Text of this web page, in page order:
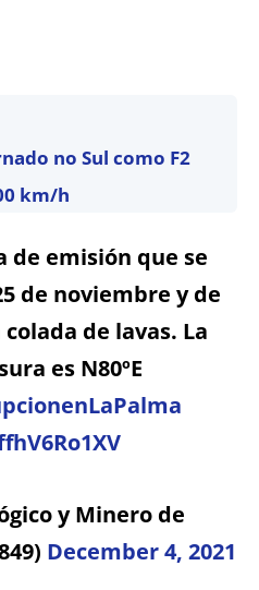
no Sul como F2
km/h
de emisión que se
de noviembre y de
de lavas. La
es N80ºE
y Minero de
December 4, 2021